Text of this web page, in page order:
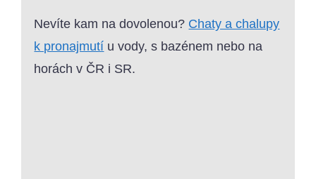
Nevíte kam na dovolenou? Chaty a chalupy
k pronajmutí u vody, s bazénem nebo na
horách v ČR i SR.